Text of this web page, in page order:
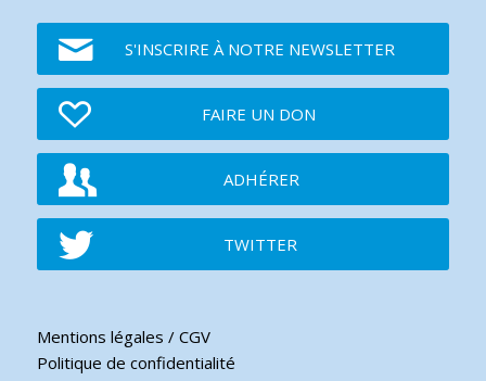
S'INSCRIRE À NOTRE NEWSLETTER
FAIRE UN DON
ADHÉRER
TWITTER
Mentions légales / CGV
Politique de confidentialité